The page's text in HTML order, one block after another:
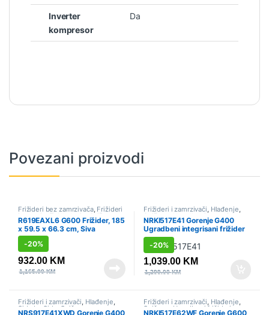
Inverter
kompresor
Da
Povezani proizvodi
Frižideri bez zamrzivača, Frižideri
i zamrzivači ,Hlađenje, Sniženo
R619EAXL6 G600 Frižider, 185
x 59.5 x 66.3 cm, Siva
-20%
932.00 KM
1,165.00KM
Frižideri i zamrzivači, Hlađenje,
Sniženo,Ugradbeni aparati
Ugradbeni frižideri
NRKI517E41 Gorenje G400
Ugradbeni integrisani frižider
sa zamrzivačem, 177.2 x 54 x
54.5 cm, Klizna baglama
-20%
1,039.00 KM
1,299.00KM
Frižideri i zamrzivači, Hlađenje,
Side by Side,Sniženo
NRS917E41XWD Gorenje G400
Frižideri i zamrzivači, Hlađenje,
Sniženo,Ugradbeni frižideri
NRKI517E62WF Gorenje G600